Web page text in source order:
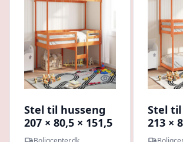
Quick look
Stel til husseng
207 × 80,5 × 151,5
cm - massivt
Stel
213 ×
cm -